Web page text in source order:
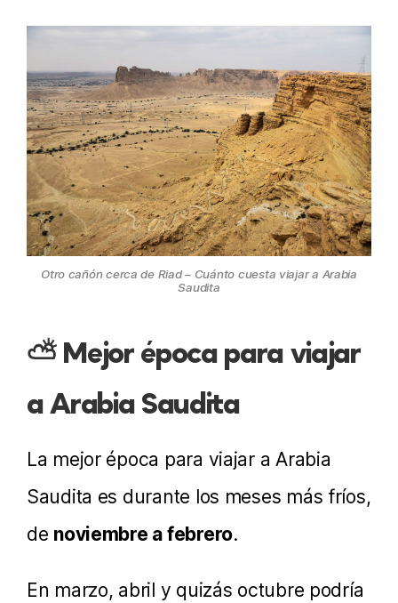
Otro cañón cerca de Riad – Cuánto cuesta viajar a Arabia
Saudita
⛅ Mejor época para viajar
a Arabia Saudita
La mejor época para viajar a Arabia
Saudita es durante los meses más fríos,
de noviembre a febrero.
En marzo, abril y quizás octubre podría